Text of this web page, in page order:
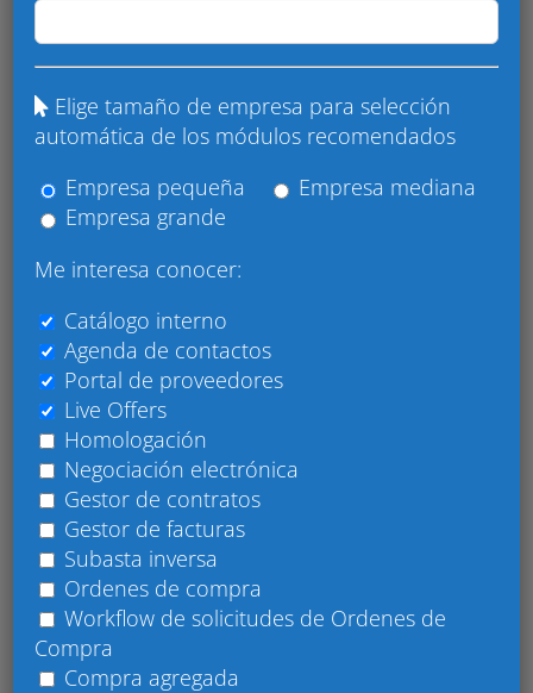
Buscar:
Categorias
BidDown (28)
Big Data (6)
Cadena de suministros (50)
Certificaciones (16)
Gestión de proveedores (126)
Gestión del ahorro (138)
Gestión Empresarial (296)
Guest posts (30)
Mejorar eficiencia (349)
Negociación (59)
Elige tamaño de empresa para selección
automática de los módulos recomendados
Empresa pequeña
Empresa mediana
Empresa grande
Me interesa conocer:
Catálogo interno
Agenda de contactos
Portal de proveedores
Live Offers
Homologación
Negociación electrónica
Gestor de contratos
Gestor de facturas
Subasta inversa
Ordenes de compra
Workflow de solicitudes de Ordenes de
Compra
Compra agregada